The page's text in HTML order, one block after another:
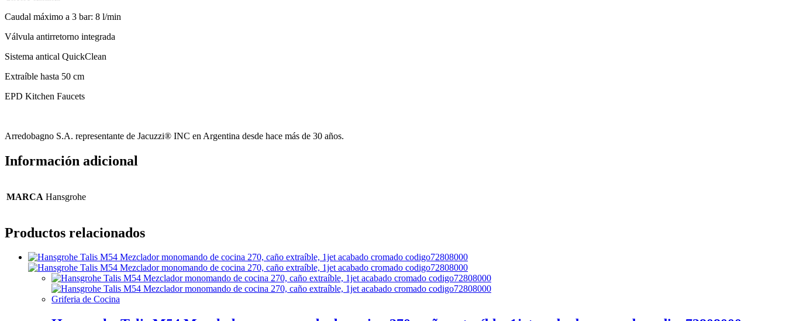
Caudal máximo a 3 bar: 8 l/min
Válvula antirretorno integrada
Sistema antical QuickClean
Extraíble hasta 50 cm
EPD Kitchen Faucets
Arredobagno S.A. representante de Jacuzzi® INC en Argentina desde hace más de 30 años.
Información adicional
MARCA Hansgrohe
Productos relacionados
Griferia de Cocina